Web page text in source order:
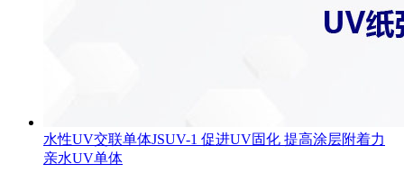
水性UV交联单体JSUV-1 促进UV固化 提高涂层附着力
亲水UV单体